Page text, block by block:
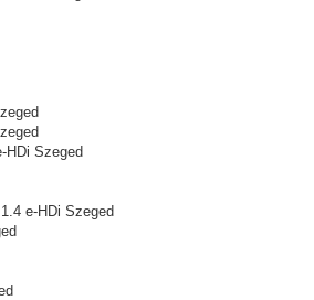
HDi Szeged
e-HDi Szeged